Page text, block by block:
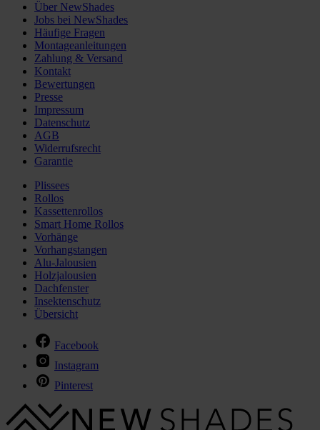
Über NewShades
Jobs bei NewShades
Häufige Fragen
Montageanleitungen
Zahlung & Versand
Kontakt
Bewertungen
Presse
Impressum
Datenschutz
AGB
Widerrufsrecht
Garantie
Plissees
Rollos
Kassettenrollos
Smart Home Rollos
Vorhänge
Vorhangstangen
Alu-Jalousien
Holzjalousien
Dachfenster
Insektenschutz
Übersicht
Facebook
Instagram
Pinterest